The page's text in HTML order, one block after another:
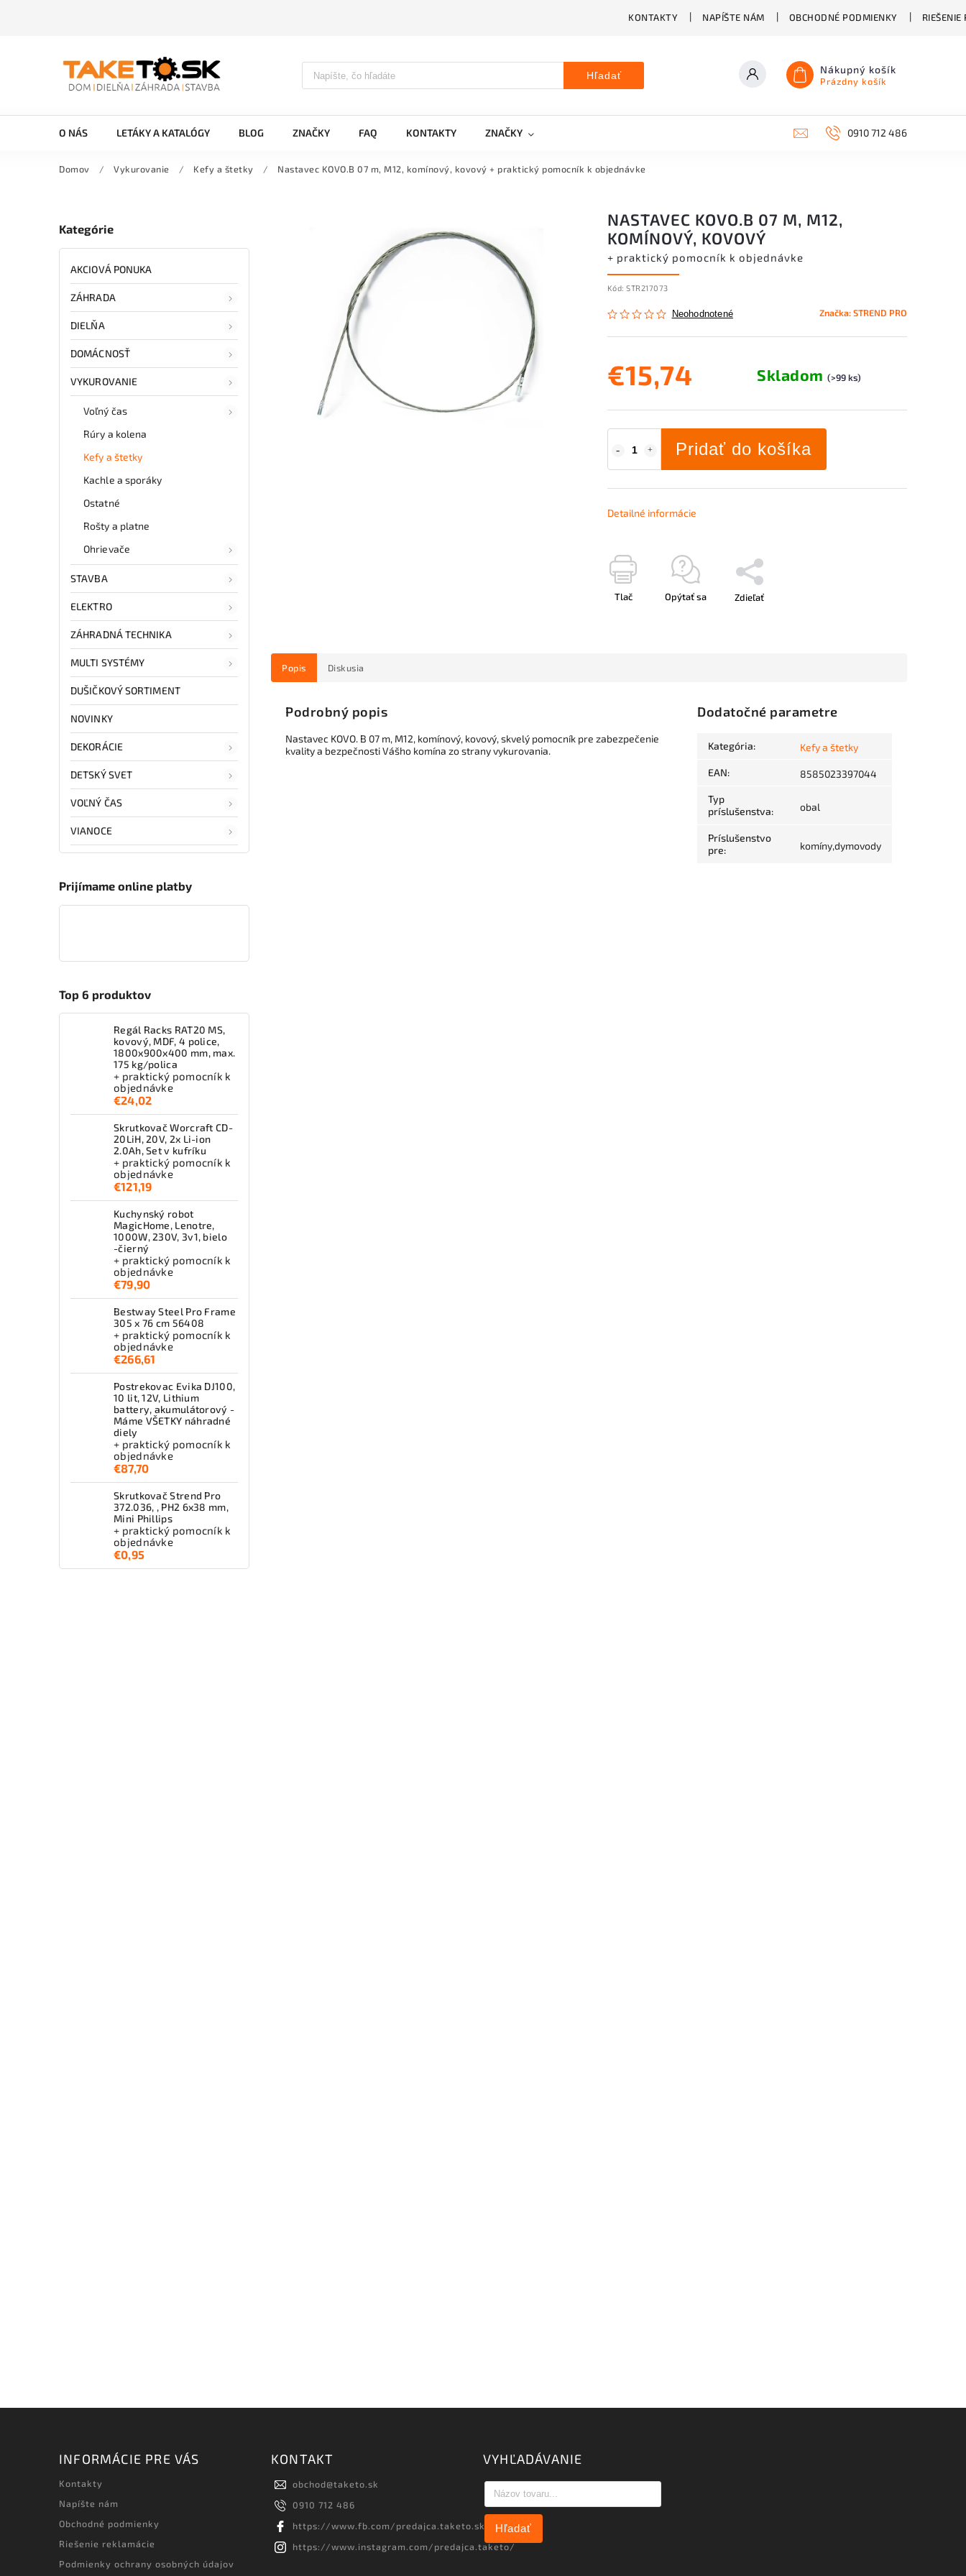
KONTAKTY NAPÍŠTE NÁM OBCHODNÉ PODMIENKY RIEŠENIE
Hľadať Nákupný košík
Prázdny košík
O NÁS LETÁKY A KATALÓGY BLOG ZNAČKY FAQ KONTAKTY ZNAČKY 0910 712 486
Domov / Vykurovanie / Kefy a štetky / Nastavec KOVO.B 07 m, M12, komínový, kovový + praktický pomocník k objednávke
Kategórie
AKCIOVÁ PONUKA
ZÁHRADA
DIELŇA
DOMÁCNOSŤ
VYKUROVANIE
Voľný čas
Rúry a kolena
Kefy a štetky
Kachle a sporáky
Ostatné
Rošty a platne
Ohrievače
STAVBA
ELEKTRO
ZÁHRADNÁ TECHNIKA
MULTI SYSTÉMY
DUŠIČKOVÝ SORTIMENT
NOVINKY
DEKORÁCIE
DETSKÝ SVET
VOĽNÝ ČAS
VIANOCE
Prijímame online platby
Top 6 produktov
Regál Racks RAT20 MS,
kovový, MDF, 4 police,
1800x900x400 mm, max.
175 kg/polica
+ praktický pomocník k
objednávke
€24,02
Skrutkovač Worcraft CD-
20LiH, 20V, 2x Li-ion
2.0Ah, Set v kufríku
+ praktický pomocník k
objednávke
€121,19
Kuchynský robot
MagicHome, Lenotre,
1000W, 230V, 3v1, bielo
-čierný
+ praktický pomocník k
objednávke
€79,90
Bestway Steel Pro Frame
305 x 76 cm 56408
+ praktický pomocník k
objednávke
€266,61
Postrekovac Evika DJ100,
10 lit, 12V, Lithium
battery, akumulátorový -
Máme VŠETKY náhradné
diely
+ praktický pomocník k
objednávke
€87,70
Skrutkovač Strend Pro
372.036, , PH2 6x38 mm,
Mini Phillips
+ praktický pomocník k
objednávke
€0,95
NASTAVEC KOVO.B 07 M, M12,
KOMÍNOVÝ, KOVOVÝ
+ praktický pomocník k objednávke
Kód: STR217073
Neohodnotené Značka:STREND PRO
€15,74 Skladom(>99 ks)
Pridať do košíka
Detailné informácie
Tlač Opýtať sa Zdieľať
Popis Diskusia
Podrobný popis
Nastavec KOVO. B 07 m, M12, komínový, kovový, skvelý pomocník pre zabezpečenie
kvality a bezpečnosti Vášho komína zo strany vykurovania.
Dodatočné parametre
Kategória: Kefy a štetky
EAN: 8585023397044
Typ
príslušenstva: obal
Príslušenstvo
pre: komíny,dymovody
INFORMÁCIE PRE VÁS
Kontakty
Napíšte nám
Obchodné podmienky
Riešenie reklamácie
Podmienky ochrany osobných údajov
KONTAKT
obchod@taketo.sk
0910 712 486
https://www.fb.com/predajca.taketo.sk
https://www.instagram.com/predajca.taketo/
VYHĽADÁVANIE
Hľadať